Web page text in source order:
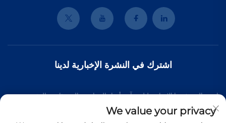
اشترك في النشرة الإخبارية لدينا
انضم إلى نشرتنا الإخبارية لتلقي آخر أخبار الصناعة، والتحديثات، والرؤى من
فريقنا.
We value your privacy